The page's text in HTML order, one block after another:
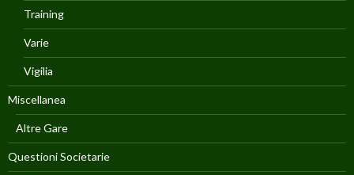
Training
Varie
Vigilia
Miscellanea
Altre Gare
Questioni Societarie